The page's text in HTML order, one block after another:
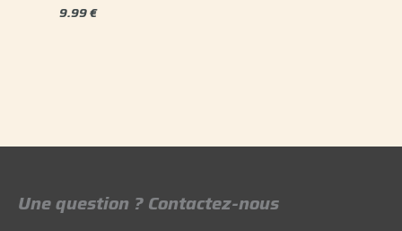
9.99€
Une question ? Contactez-nous